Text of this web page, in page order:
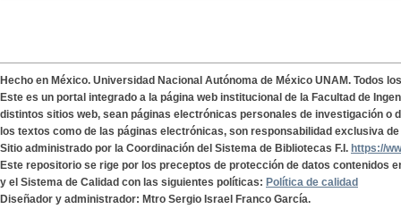
Hecho en México. Universidad Nacional Autónoma de México UNAM. Todos
Este es un portal integrado a la página web institucional de la Facultad de
distintos sitios web, sean páginas electrónicas personales de investigación o
los textos como de las páginas electrónicas, son responsabilidad exclusiva
Sitio administrado por la Coordinación del Sistema de Bibliotecas F.I. https://
Este repositorio se rige por los preceptos de protección de datos contenidos
y el Sistema de Calidad con las siguientes políticas: Política de calidad
Diseñador y administrador: Mtro Sergio Israel Franco García.